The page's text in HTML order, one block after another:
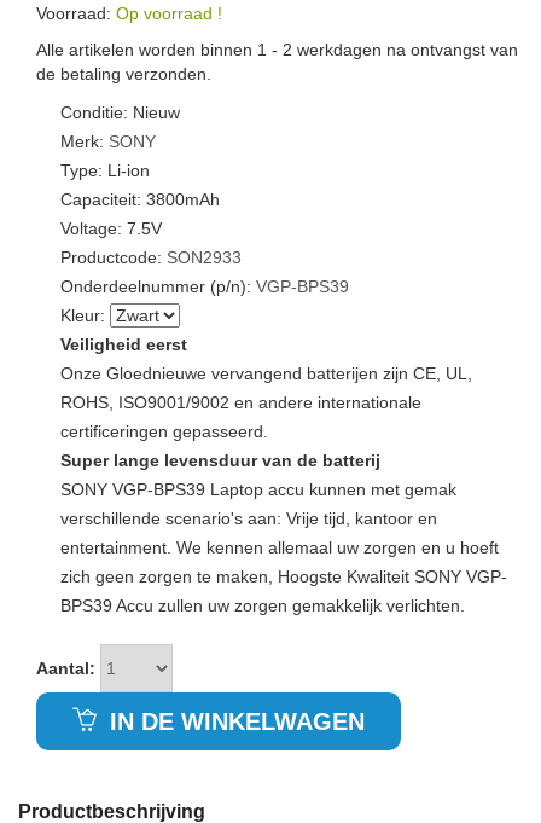
Voorraad: Op voorraad !
Alle artikelen worden binnen 1 - 2 werkdagen na ontvangst van
de betaling verzonden.
Conditie: Nieuw
Merk: SONY
Type: Li-ion
Capaciteit: 3800mAh
Voltage: 7.5V
Productcode: SON2933
Onderdeelnummer (p/n): VGP-BPS39
Kleur:
Veiligheid eerst
Onze Gloednieuwe vervangend batterijen zijn CE, UL,
ROHS, ISO9001/9002 en andere internationale
certificeringen gepasseerd.
Super lange levensduur van de batterij
SONY VGP-BPS39 Laptop accu kunnen met gemak
verschillende scenario's aan: Vrije tijd, kantoor en
entertainment. We kennen allemaal uw zorgen en u hoeft
zich geen zorgen te maken, Hoogste Kwaliteit SONY VGP-
BPS39 Accu zullen uw zorgen gemakkelijk verlichten.
Aantal:
IN DE WINKELWAGEN
Productbeschrijving